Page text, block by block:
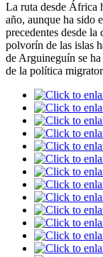
La ruta desde África
año, aunque ha sido
precedentes desde
polvorín de las islas
de Arguineguín se
de la política